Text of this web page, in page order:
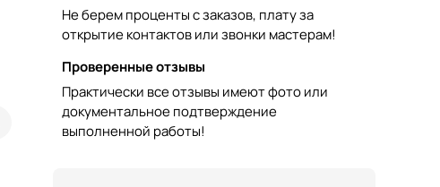
Не берем проценты с заказов, плату за
открытие контактов или звонки мастерам!
Проверенные отзывы
Практически все отзывы имеют фото или
документальное подтверждение
выполненной работы!